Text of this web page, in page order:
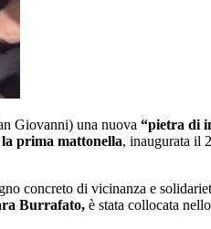
Giovanni) una nuova “pietra di
la prima mattonella, inaugurata il
concreto di vicinanza e
Burrafato, è stata collocata